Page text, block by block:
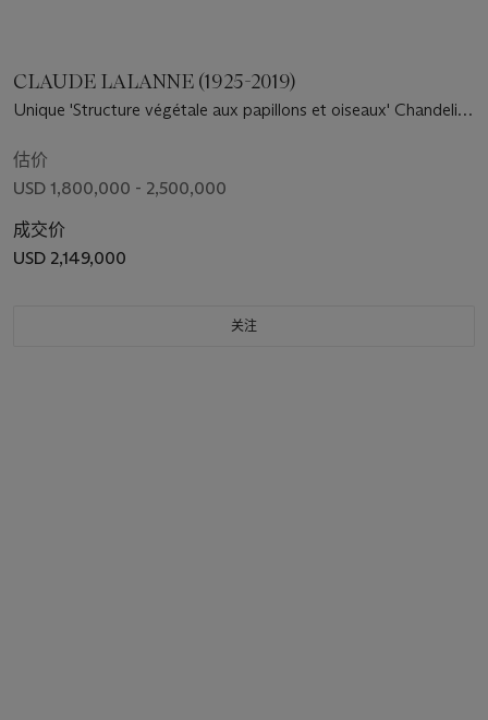
CLAUDE LALANNE (1925-2019)
Unique 'Structure végétale aux papillons et oiseaux' Chandelier,
估价
USD 1,800,000 - 2,500,000
成交价
USD 2,149,000
关注